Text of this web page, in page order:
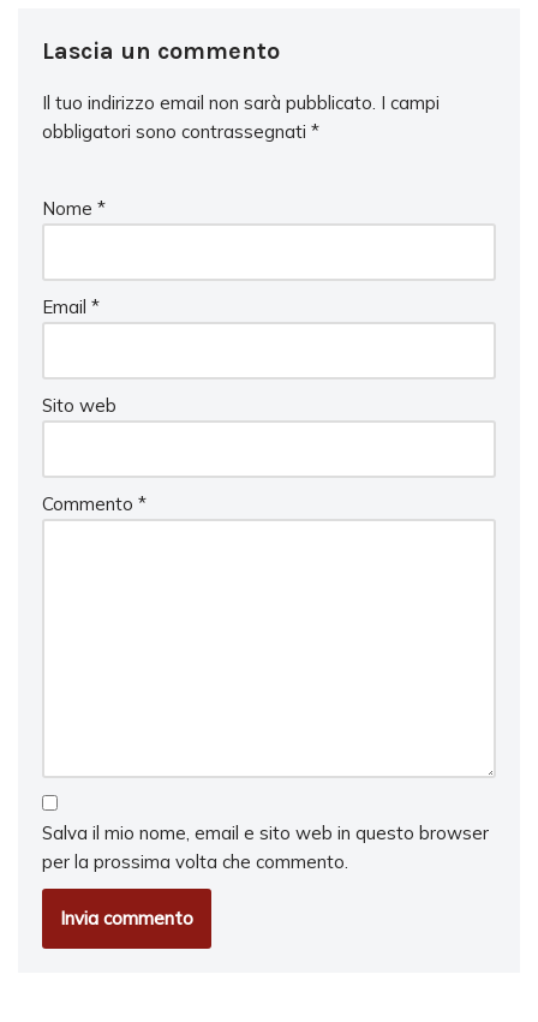
Lascia un commento
Il tuo indirizzo email non sarà pubblicato. I campi
obbligatori sono contrassegnati *
Nome *
Email *
Sito web
Commento *
Salva il mio nome, email e sito web in questo browser
per la prossima volta che commento.